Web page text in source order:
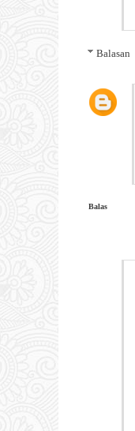
Balasan
Balas